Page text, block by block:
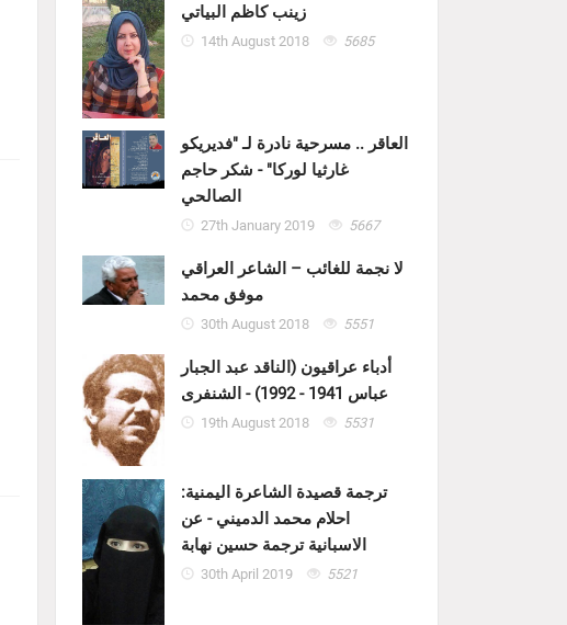
زينب كاظم البياتي
14th August 2018 5685
العاقر .. مسرحية نادرة لـ "فديريكو
غارثيا لوركا" - شكر حاجم
الصالحي
27th January 2019 5667
لا نجمة للغائب – الشاعر العراقي
موفق محمد
30th August 2018 5551
أدباء عراقيون (الناقد عبد الجبار
عباس 1941 - 1992) - الشنفرى
19th August 2018 5531
ترجمة قصيدة الشاعرة اليمنية:
احلام محمد الدميني - عن
الاسبانية ترجمة حسين نهابة
30th April 2019 5521